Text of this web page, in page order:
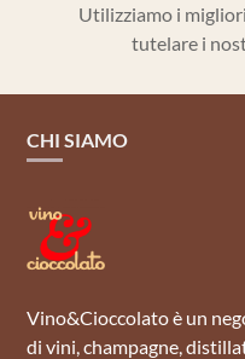
Utilizziamo i
tutelare i
CHI SIAMO
Vino&Cioccolato è un
di vini, champagne,